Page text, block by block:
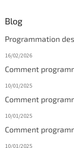
Blog
Programmation
16/02/2026
Comment
10/01/2025
Comment
10/01/2025
Comment
10/01/2025